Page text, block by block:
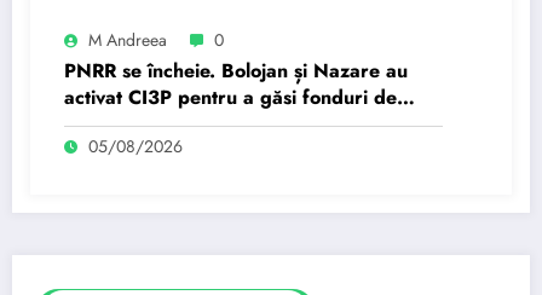
M Andreea 0
PNRR se încheie. Bolojan și Nazare au
activat CI3P pentru a găsi fonduri de
investiții. ”Grecia,…
05/08/2026